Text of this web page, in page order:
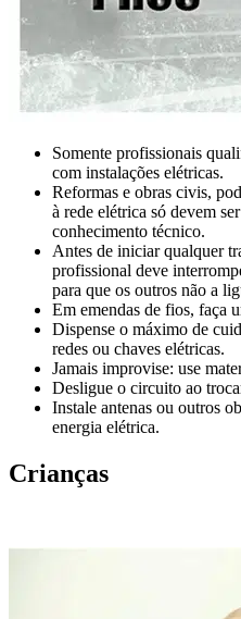
Somente profissionais
com instalações elétricas.
Reformas e obras civis,
à rede elétrica só devem
conhecimento técnico.
Antes de iniciar qualquer
profissional deve
para que os outros não a
Em emendas de fios, faça
Dispense o máximo de
redes ou chaves elétricas.
Jamais improvise: use
Desligue o circuito ao
Instale antenas ou outros
energia elétrica.
Crianças